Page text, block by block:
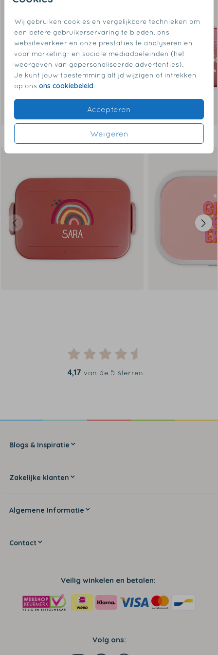
Wij gebruiken cookies en vergelijkbare technieken om
een betere gebruikerservaring te bieden, ons
websiteverkeer en onze prestaties te analyseren en
voor marketing- en sociale mediadoeleinden (het
weergeven van gepersonaliseerde advertenties).
Je kunt jouw toestemming altijd wijzigen of intrekken
op ons ons cookiebeleid.
Accepteren
Weigeren
Dit vind je misschien ook leuk
4,17 van de 5 sterren
Blogs & Inspiratie
Zakelijke klanten
Algemene Informatie
Contact
Veilig winkelen en betalen:
Volg ons: